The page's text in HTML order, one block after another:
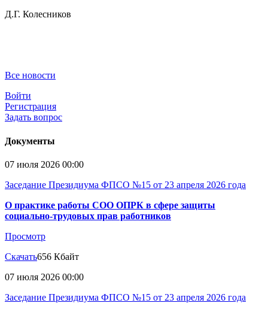
Д.Г. Колесников
Все новости
Войти
Регистрация
Задать вопрос
Документы
07 июля 2026 00:00
Заседание Президиума ФПСО №15 от 23 апреля 2026 года
О практике работы СОО ОПРК в сфере защиты
социально-трудовых прав работников
Просмотр
Скачать656 Кбайт
07 июля 2026 00:00
Заседание Президиума ФПСО №15 от 23 апреля 2026 года